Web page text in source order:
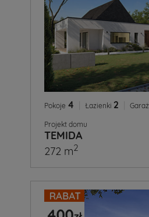
Pokoje 4 Łazienki 2 Garaż
Projekt domu
TEMIDA
272 m2